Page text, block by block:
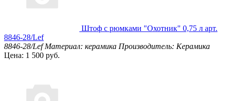
Штоф с рюмками "Охотник" 0,75 л арт.
8846-28/Lef
8846-28/Lef Материал: керамика Производитель: Керамика
Цена: 1 500 руб.